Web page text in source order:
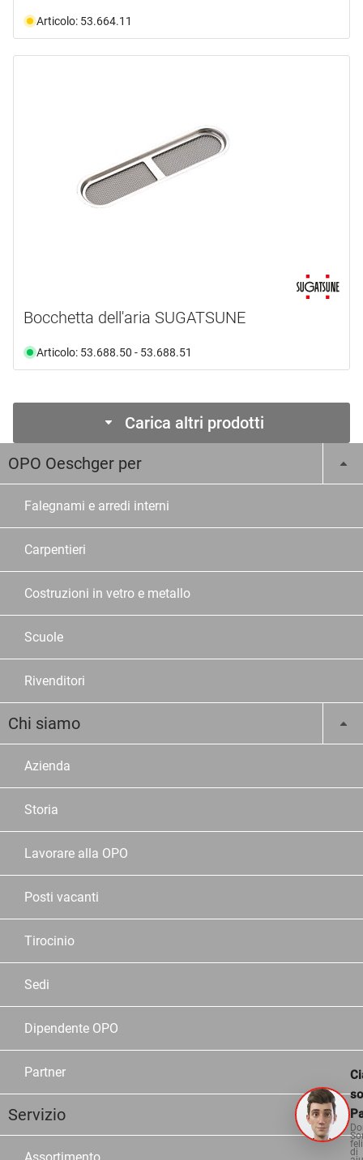
Articolo: 53.664.11
Bocchetta dell'aria SUGATSUNE
Articolo: 53.688.50 - 53.688.51
Carica altri prodotti
OPO Oeschger per
Falegnami e arredi interni
Carpentieri
Costruzioni in vetro e metallo
Scuole
Rivenditori
Chi siamo
Azienda
Storia
Lavorare alla OPO
Posti vacanti
Tirocinio
Sedi
Dipendente OPO
Partner
Servizio
di